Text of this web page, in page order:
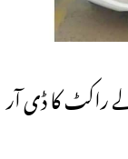
راکٹ کا ڈی آر